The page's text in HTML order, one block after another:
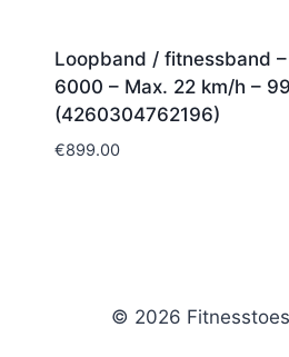
Loopband / fitnessband
6000 – Max. 22 km/h –
(4260304762196)
€899.00
© 2026